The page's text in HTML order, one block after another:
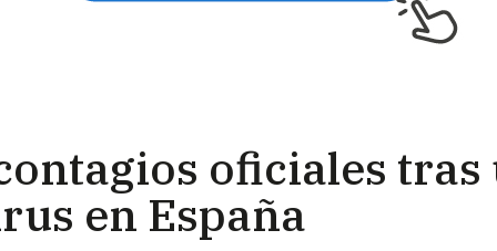
oficiales tras
en España